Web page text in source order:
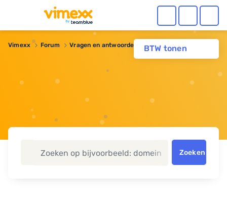
BTW tonen
Vimexx Forum Vragen en antwoorden Plugins
Zoeken